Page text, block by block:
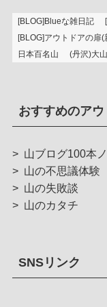
[BLOG]Blueな雑日記
[BLOG]アウトドアの扉(
日本百名山
(丹沢)大
おすすめのア
> 山ブログ100本ノ
> 山の不思議体験
> 山の失敗談
> 山のカタチ
SNSリンク